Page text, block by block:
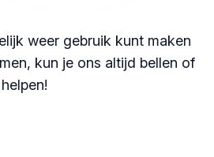
weer gebruik kunt maken
kun je ons altijd bellen of